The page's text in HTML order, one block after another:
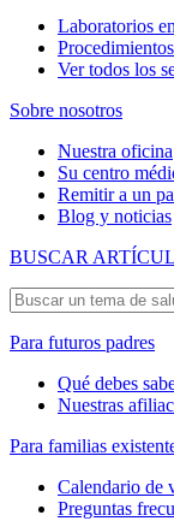
Laboratorios
Ver todos los
Sobre nosotros
Nuestra oficina
Su centro
Remitir a un
Blog y noticias
BUSCAR
Para futuros padres
Qué debes
Nuestras
Para familias
Calendario de
Preguntas